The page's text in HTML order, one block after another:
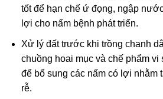
tốt để hạn chế ứ đọng, ngập
lợi cho nấm bệnh phát triển.
Xử lý đất trước khi trồng chanh
chuồng hoai mục và chế phẩm vi
để bổ sung các nấm có lợi nhằm
rễ.